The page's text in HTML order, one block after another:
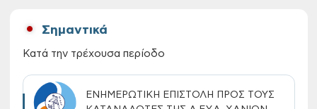
Σημαντικά
Κατά την τρέχουσα περίοδο
ΕΝΗΜΕΡΩΤΙΚΗ ΕΠΙΣΤΟΛΗ ΠΡΟΣ ΤΟΥΣ